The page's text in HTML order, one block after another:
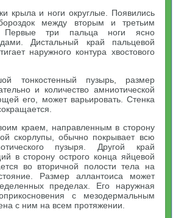
крыла и ноги округлые. Появились
между вторым и третьим
Первые три пальца ноги ясно
Дистальный край пальцевой
наружного контура хвостового
тонкостенный пузырь, размер
и количество амниотической
его, может варьировать. Стенка
краем, направленным в сторону
скорлупы, обычно покрывает всю
пузыря. Другой край
в сторону острого конца яйцевой
во вторичной полости тела на
Размер аллантоиса может
пределах. Его наружная
с мезодермальным
с ним на всем протяжении.